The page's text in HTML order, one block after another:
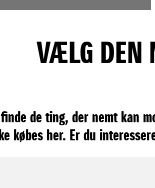
VÆLG DEN
de ting, der nemt kan
købes her. Er du